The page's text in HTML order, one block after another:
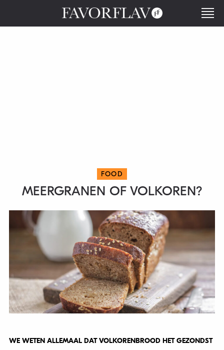
FOOD
MEERGRANEN OF VOLKOREN?
WE WETEN ALLEMAAL DAT VOLKORENBROOD HET GEZONDST